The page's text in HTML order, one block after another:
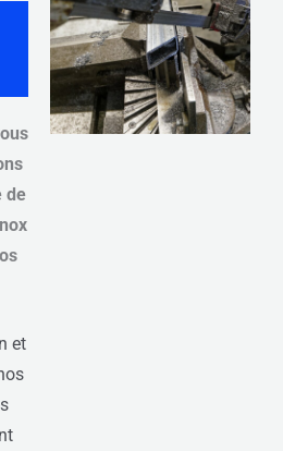
de
et